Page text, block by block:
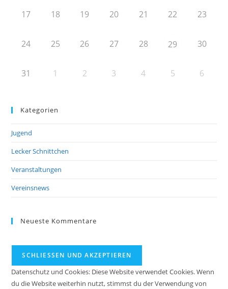
17 18 19 20 21 22 23
24 25 26 27 28 29 30
31 1 2 3 4 5 6
Kategorien
Jugend
Lecker Schnittchen
Veranstaltungen
Vereinsnews
Neueste Kommentare
Datenschutz und Cookies: Diese Website verwendet Cookies. Wenn
du die Website weiterhin nutzt, stimmst du der Verwendung von